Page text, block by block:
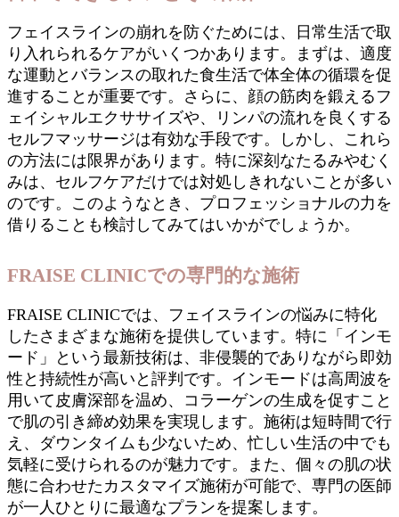
フェイスラインの崩れを防ぐためには、日常生活で取
り入れられるケアがいくつかあります。まずは、適度
な運動とバランスの取れた食生活で体全体の循環を促
進することが重要です。さらに、顔の筋肉を鍛えるフ
ェイシャルエクササイズや、リンパの流れを良くする
セルフマッサージは有効な手段です。しかし、これら
の方法には限界があります。特に深刻なたるみやむく
みは、セルフケアだけでは対処しきれないことが多い
のです。このようなとき、プロフェッショナルの力を
借りることも検討してみてはいかがでしょうか。
FRAISE CLINICでの専門的な施術
FRAISE CLINICでは、フェイスラインの悩みに特化
したさまざまな施術を提供しています。特に「インモ
ード」という最新技術は、非侵襲的でありながら即効
性と持続性が高いと評判です。インモードは高周波を
用いて皮膚深部を温め、コラーゲンの生成を促すこと
で肌の引き締め効果を実現します。施術は短時間で行
え、ダウンタイムも少ないため、忙しい生活の中でも
気軽に受けられるのが魅力です。また、個々の肌の状
態に合わせたカスタマイズ施術が可能で、専門の医師
が一人ひとりに最適なプランを提案します。